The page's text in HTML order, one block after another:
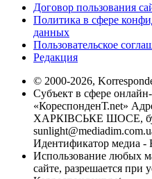
Договор пользования
Политика в сфере
данных
Пользовательское
Редакция
© 2000-2026,
Субъект в сфере
«КореспонденТ.net»
ХАРКІВСЬКЕ ШОСЕ,
Идентификатор медиа -
Использование любых
сайте, разрешается при